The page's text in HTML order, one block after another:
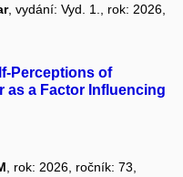
, vydání: Vyd. 1., rok: 2026,
Perceptions of
as a Factor Influencing
, rok: 2026, ročník: 73,